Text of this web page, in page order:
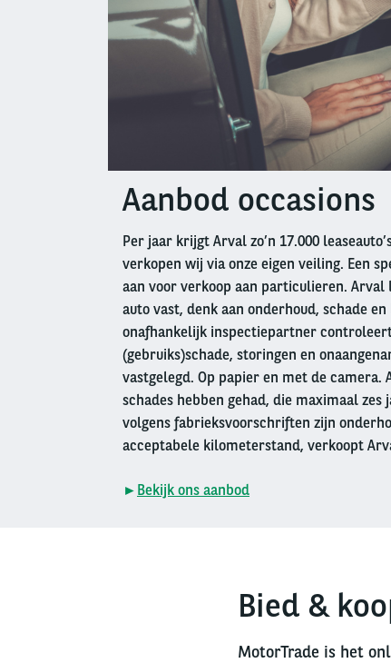
columnAanbod occasions
Per jaar krijgt Arval zo’n 17.000
verkopen wij via onze eigen veiling. Een
aan voor verkoop aan particulieren.
auto vast, denk aan onderhoud, schade
onafhankelijk inspectiepartner
(gebruiks)schade, storingen en
vastgelegd. Op papier en met de camera.
schades hebben gehad, die maximaal zes
volgens fabrieksvoorschriften zijn
acceptabele kilometerstand, verkoopt
► Bekijk ons aanbod
Bied &
MotorTrade is het